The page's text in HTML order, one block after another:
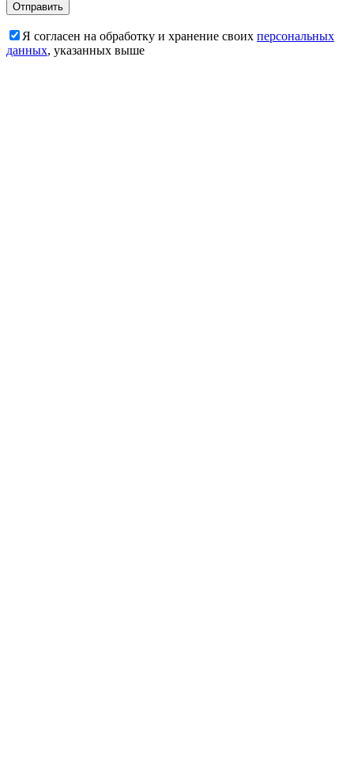
Я согласен на обработку и хранение своих персональных
данных, указанных выше